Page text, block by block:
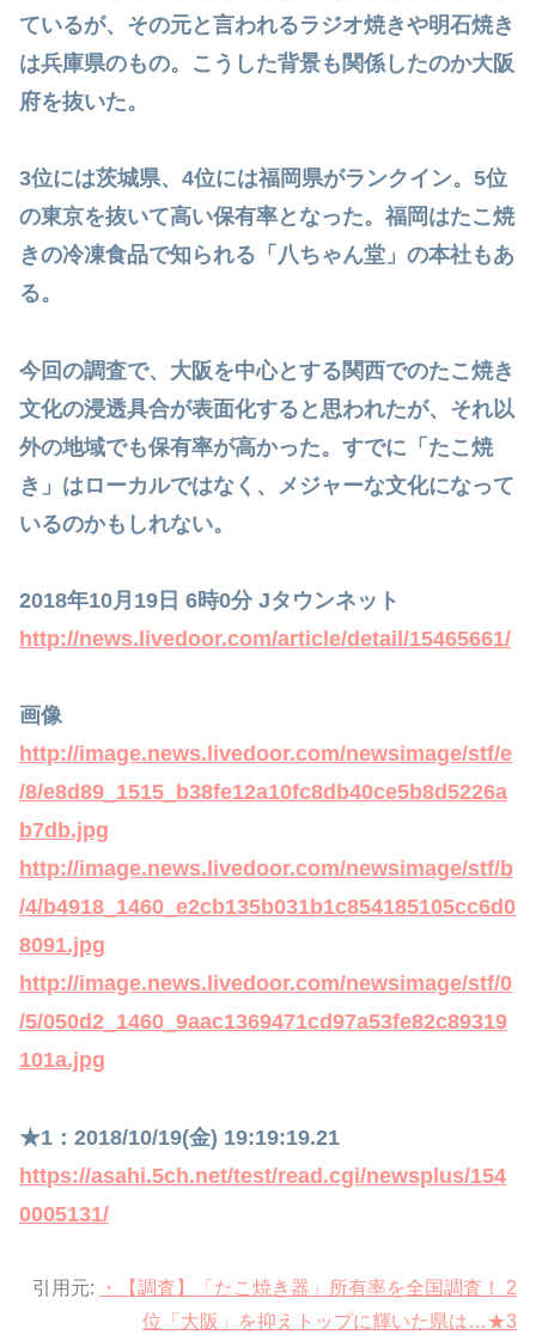
ているが、その元と言われるラジオ焼きや明石焼き
は兵庫県のもの。こうした背景も関係したのか大阪
府を抜いた。
3位には茨城県、4位には福岡県がランクイン。5位
の東京を抜いて高い保有率となった。福岡はたこ焼
きの冷凍食品で知られる「八ちゃん堂」の本社もあ
る。
今回の調査で、大阪を中心とする関西でのたこ焼き
文化の浸透具合が表面化すると思われたが、それ以
外の地域でも保有率が高かった。すでに「たこ焼
き」はローカルではなく、メジャーな文化になって
いるのかもしれない。
2018年10月19日 6時0分 Jタウンネット
http://news.livedoor.com/article/detail/15465661/
画像
http://image.news.livedoor.com/newsimage/stf/e
/8/e8d89_1515_b38fe12a10fc8db40ce5b8d5226a
b7db.jpg
http://image.news.livedoor.com/newsimage/stf/b
/4/b4918_1460_e2cb135b031b1c854185105cc6d0
8091.jpg
http://image.news.livedoor.com/newsimage/stf/0
/5/050d2_1460_9aac1369471cd97a53fe82c89319
101a.jpg
★1：2018/10/19(金) 19:19:19.21
https://asahi.5ch.net/test/read.cgi/newsplus/154
0005131/
引用元:
・【調査】「たこ焼き器」所有率を全国調査！ 2
位「大阪」を抑えトップに輝いた県は…★3